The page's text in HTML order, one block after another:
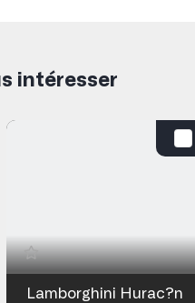
intéresser
Lamborghini Hurac?n